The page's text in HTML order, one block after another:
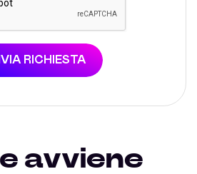
RICHIESTA
avviene